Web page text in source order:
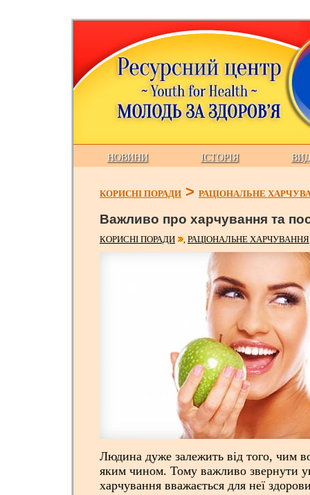
НОВИНИ ІСТОРІЯ
КОРИСНІ ПОРАДИ > РАЦІОНАЛЬНЕ
Важливо про харчування та
КОРИСНІ ПОРАДИ , РАЦІОНАЛЬНЕ ХАРЧУВАННЯ
Людина дуже залежить від того, чим
яким чином. Тому важливо звернути
харчування вважається для неї